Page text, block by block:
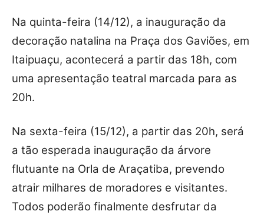
Na quinta-feira (14/12), a inauguração da
decoração natalina na Praça dos Gaviões, em
Itaipuaçu, acontecerá a partir das 18h, com
uma apresentação teatral marcada para as
20h.
Na sexta-feira (15/12), a partir das 20h, será
a tão esperada inauguração da árvore
flutuante na Orla de Araçatiba, prevendo
atrair milhares de moradores e visitantes.
Todos poderão finalmente desfrutar da